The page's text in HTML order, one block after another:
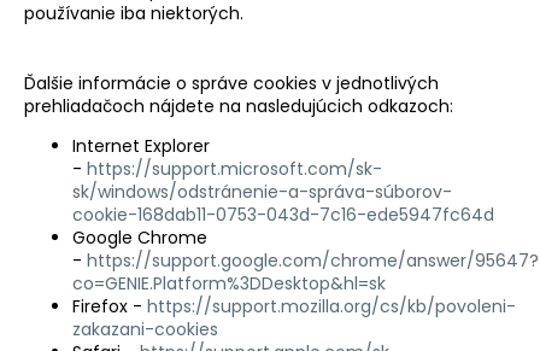
používanie iba niektorých.
Ďalšie informácie o správe cookies v jednotlivých
prehliadačoch nájdete na nasledujúcich odkazoch:
Internet Explorer
- https://support.microsoft.com/sk-
sk/windows/odstránenie-a-správa-súborov-
cookie-168dab11-0753-043d-7c16-ede5947fc64d
Google Chrome
- https://support.google.com/chrome/answer/95647?
co=GENIE.Platform%3DDesktop&hl=sk
Firefox - https://support.mozilla.org/cs/kb/povoleni-
zakazani-cookies